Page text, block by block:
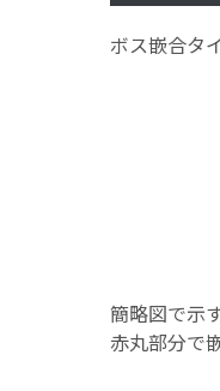
ボス嵌合タ
簡略図で示
赤丸部分で